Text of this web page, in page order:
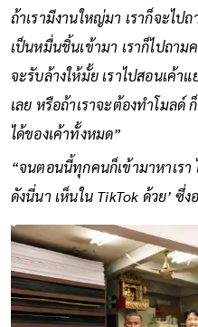
ถ้าเรามีงานใหญ่มา เราก็จะไ
เป็นหมื่นชิ้นเข้ามา เราก็ไปถา
จะรับล้างให้มั้ย เราไปสอนเค้า
เลย หรือถ้าเราจะต้องทำโมลด์
ได้ของเค้าทั้งหมด”
“จนตอนนี้ทุกคนก็เข้ามาหาเรา
ดังนี่นา เห็นใน TikTok ด้วย’ ซึ่